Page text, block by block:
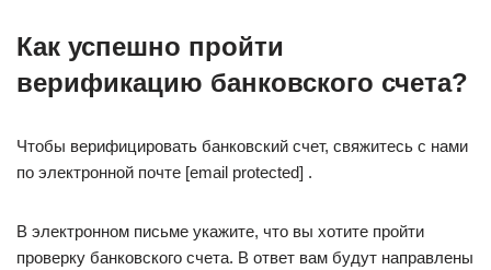
Как успешно пройти
верификацию банковского счета?
Чтобы верифицировать банковский счет, свяжитесь с нами
по электронной почте [email protected] .
В электронном письме укажите, что вы хотите пройти
проверку банковского счета. В ответ вам будут направлены